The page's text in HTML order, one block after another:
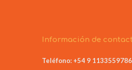
Información de
Teléfono: +54 9 1133559786